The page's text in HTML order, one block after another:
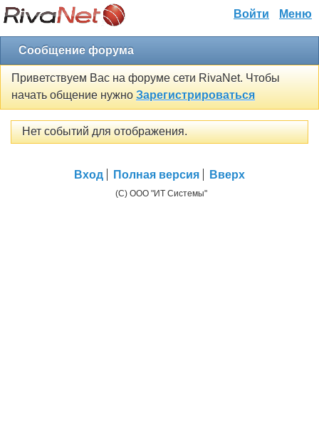
Войти Меню
Сообщение форума
Приветствуем Вас на форуме сети RivaNet. Чтобы
начать общение нужно Зарегистрироваться
Нет событий для отображения.
Вход Полная версия Вверх
(C) ООО "ИТ Системы"